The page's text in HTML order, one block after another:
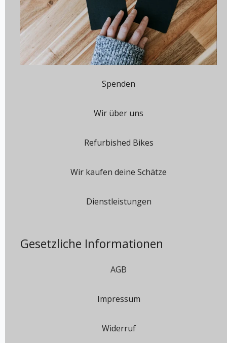
Spenden
Wir über uns
Refurbished Bikes
Wir kaufen deine Schätze
Dienstleistungen
Gesetzliche Informationen
AGB
Impressum
Widerruf